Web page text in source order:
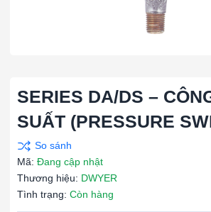
SERIES DA/DS –
SUẤT (PRESSURE
Mã: Đang cập nhật
Thương hiệu: DWYER
Tình trạng: Còn hàng